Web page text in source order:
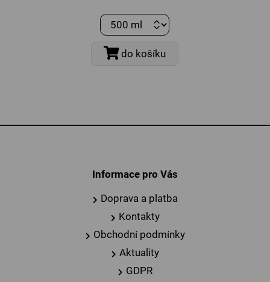
do košíku
Informace pro Vás
Doprava a platba
Kontakty
Obchodní podmínky
Aktuality
GDPR